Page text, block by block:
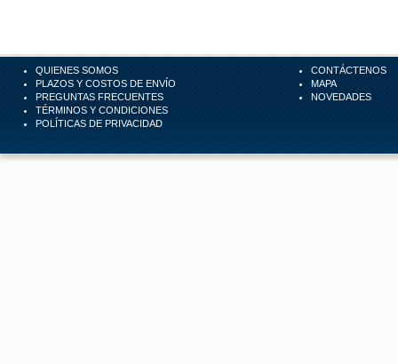
QUIENES SOMOS
PLAZOS Y COSTOS DE ENVÍO
PREGUNTAS FRECUENTES
TÉRMINOS Y CONDICIONES
POLÍTICAS DE PRIVACIDAD
CONTÁCTENOS
MAPA
NOVEDADES